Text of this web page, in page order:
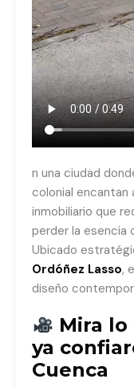
n una ciudad
colonial encantan
inmobiliario que
perder la esencia
Ubicado
Ordóñez Lasso,
diseño
Mira
ya
Cuenca